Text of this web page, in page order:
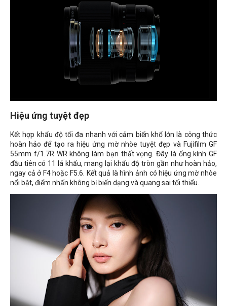
Hiệu ứng tuyệt đẹp
Kết hợp khẩu độ tối đa nhanh với cảm biến khổ lớn là công thức
hoàn hảo để tạo ra hiệu ứng mờ nhòe tuyệt đẹp và Fujifilm GF
55mm f/1.7R WR không làm bạn thất vọng. Đây là ống kính GF
đầu tiên có 11 lá khẩu, mang lại khẩu độ tròn gần như hoàn hảo,
ngay cả ở F4 hoặc F5.6. Kết quả là hình ảnh có hiệu ứng mờ nhòe
nổi bật, điểm nhấn không bị biến dạng và quang sai tối thiểu.